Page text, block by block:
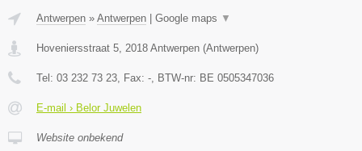
Antwerpen » Antwerpen | Google maps ▼
Hoveniersstraat 5 2018 Antwerpen (Antwerpen)
Tel: 03 232 73 23 , Fax: - , BTW-nr: BE 0505347036
E-mail › Belor Juwelen
Website onbekend